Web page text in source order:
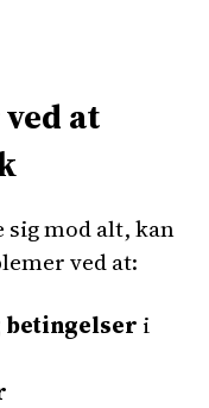
at
sig mod alt, kan
ved at:
i